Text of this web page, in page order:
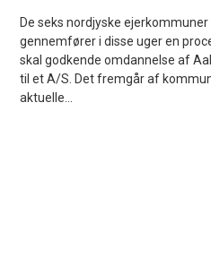
De seks nordjyske
gennemfører i disse uger en
skal godkende omdannelse af
til et A/S. Det fremgår af
aktuelle...